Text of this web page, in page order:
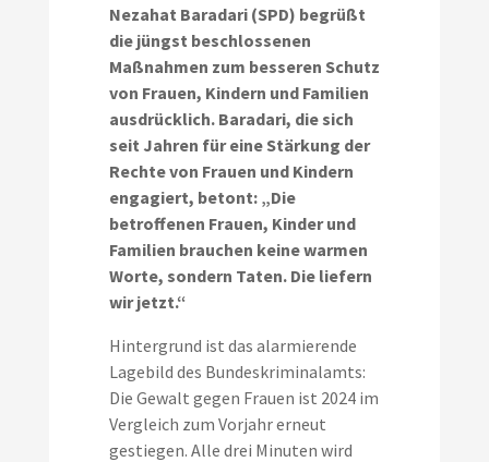
Nezahat Baradari (SPD) begrüßt
die jüngst beschlossenen
Maßnahmen zum besseren Schutz
von Frauen, Kindern und Familien
ausdrücklich. Baradari, die sich
seit Jahren für eine Stärkung der
Rechte von Frauen und Kindern
engagiert, betont: „Die
betroffenen Frauen, Kinder und
Familien brauchen keine warmen
Worte, sondern Taten. Die liefern
wir jetzt.“
Hintergrund ist das alarmierende
Lagebild des Bundeskriminalamts:
Die Gewalt gegen Frauen ist 2024 im
Vergleich zum Vorjahr erneut
gestiegen. Alle drei Minuten wird